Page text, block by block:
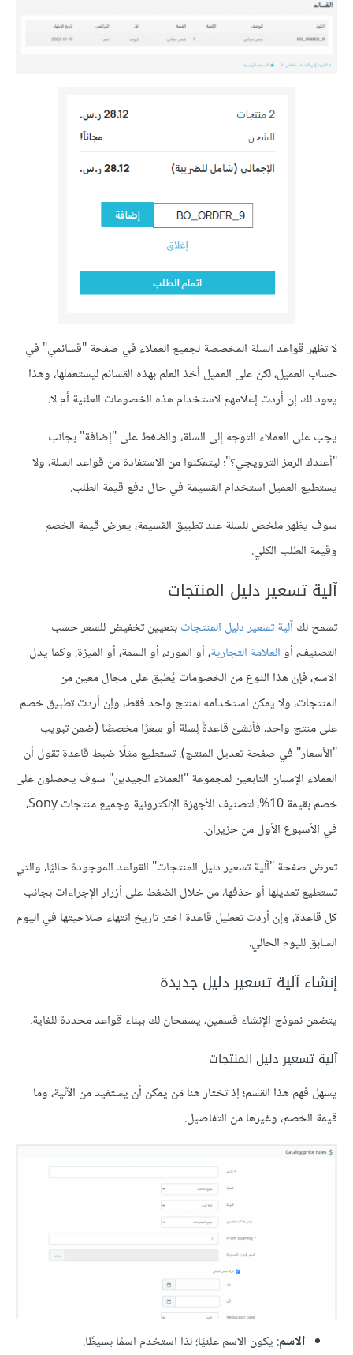
لا تظهر قواعد السلة المخصصة لجميع العملاء في صفحة "قسائمي" في
حساب العميل، لكن على العميل أخذ العلم بهذه القسائم ليستعملها، وهذا
يعود لك إن أردت إعلامهم لاستخدام هذه الخصومات العلنية أم لا.
يجب على العملاء التوجه إلى السلة، والضغط على "إضافة" بجانب
"أعندك الرمز الترويجي؟"؛ ليتمكنوا من الاستفادة من قواعد السلة، ولا
يستطيع العميل استخدام القسيمة في حال دفع قيمة الطلب.
سوف يظهر ملخص للسلة عند تطبيق القسيمة، يعرض قيمة الخصم
وقيمة الطلب الكلي.
آلية تسعير دليل المنتجات
تسمح لكآلية تسعير دليل المنتجاتبتعيين تخفيض للسعر حسب
التصنيف، أوالعلامة التجارية، أو المورد، أو السمة، أو الميزة. وكما يدل
الاسم، فإن هذا النوع من الخصومات يُطبق على مجال معين من
المنتجات، ولا يمكن استخدامه لمنتج واحد فقط، وإن أردت تطبيق خصم
على منتج واحد، فأنشئ قاعدةً لِسلة أو سعرًا مخصصًا (ضمن تبويب
"الأسعار" في صفحة تعديل المنتج). تستطيع مثلًا ضبط قاعدة تقول أن
العملاء الإسبان التابعين لمجموعة "العملاء الجيدين" سوف يحصلون على
خصم بقيمة 10%، لتصنيف الأجهزة الإلكترونية وجميع منتجات Sony،
في الأسبوع الأول من حزيران.
تعرض صفحة "آلية تسعير دليل المنتجات" القواعد الموجودة حاليًا، والتي
تستطيع تعديلها أو حذفها، من خلال الضغط على أزرار الإجراءات بجانب
كل قاعدة، وإن أردت تعطيل قاعدة اختر تاريخ انتهاء صلاحيتها في اليوم
السابق لليوم الحالي.
إنشاء آلية تسعير دليل جديدة
يتضمن نموذج الإنشاء قسمين، يسمحان لك ببناء قواعد محددة للغاية.
آلية تسعير دليل المنتجات
يسهل فهم هذا القسم؛ إذ تختار هنا مَن يمكن أن يستفيد من الآلية، وما
قيمة الخصم، وغيرها من التفاصيل.
الاسم: يكون الاسم علنيًا؛ لذا استخدم اسمًا بسيطًا.